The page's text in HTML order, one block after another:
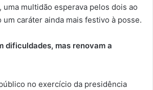
uma multidão esperava pelos dois ao
um caráter ainda mais festivo à posse.
dificuldades, mas renovam a
no exercício da presidência